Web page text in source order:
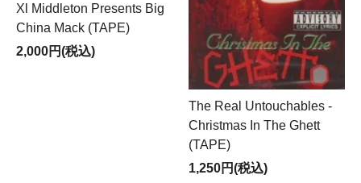
Xl Middleton Presents Big
China Mack (TAPE)
2,000円(税込)
The Real Untouchables -
Christmas In The Ghett
(TAPE)
1,250円(税込)